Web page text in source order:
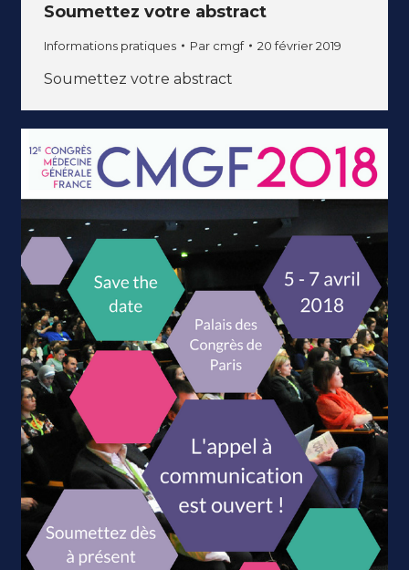
Soumettez votre abstract
Informations pratiques Par cmgf 20 février 2019
Soumettez votre abstract